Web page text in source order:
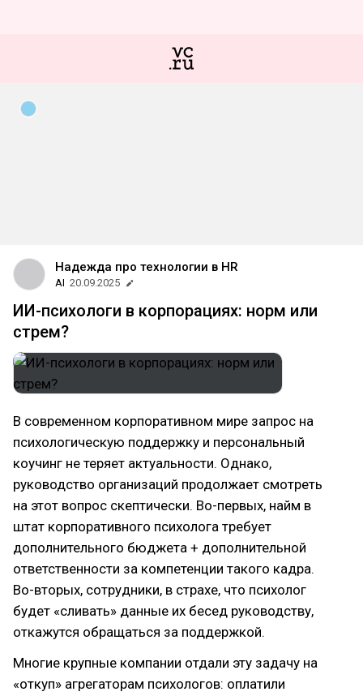
Надежда про технологии в HR
AI 20.09.2025
ИИ-психологи в корпорациях: норм или
стрем?
В современном корпоративном мире запрос на
психологическую поддержку и персональный
коучинг не теряет актуальности. Однако,
руководство организаций продолжает смотреть
на этот вопрос скептически. Во-первых, найм в
штат корпоративного психолога требует
дополнительного бюджета + дополнительной
ответственности за компетенции такого кадра.
Во-вторых, сотрудники, в страхе, что психолог
будет «сливать» данные их бесед руководству,
откажутся обращаться за поддержкой.
Многие крупные компании отдали эту задачу на
«откуп» агрегаторам психологов: оплатили